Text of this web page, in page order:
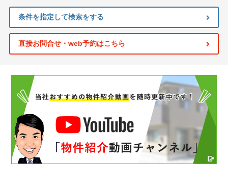
条件を指定して検索をする
直接お問合せ・web予約はこちら